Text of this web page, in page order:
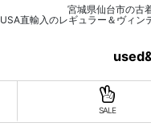
宮城県仙台市の古
USA直輸入のレギュラー＆ヴィン
SALE